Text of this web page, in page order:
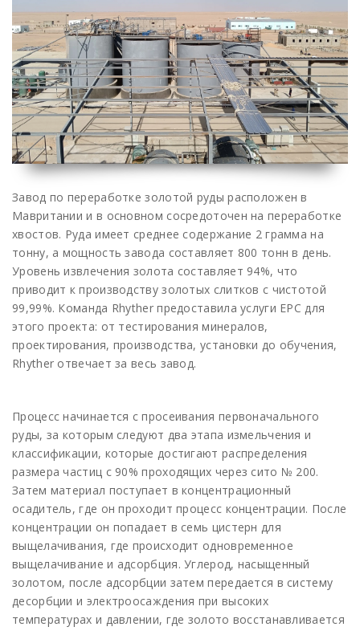
Завод по переработке золотой руды расположен в
Мавритании и в основном сосредоточен на переработке
хвостов. Руда имеет среднее содержание 2 грамма на
тонну, а мощность завода составляет 800 тонн в день.
Уровень извлечения золота составляет 94%, что
приводит к производству золотых слитков с чистотой
99,99%. Команда Rhyther предоставила услуги EPC для
этого проекта: от тестирования минералов,
проектирования, производства, установки до обучения,
Rhyther отвечает за весь завод.
Процесс начинается с просеивания первоначального
руды, за которым следуют два этапа измельчения и
классификации, которые достигают распределения
размера частиц с 90% проходящих через сито № 200.
Затем материал поступает в концентрационный
осадитель, где он проходит процесс концентрации. После
концентрации он попадает в семь цистерн для
выщелачивания, где происходит одновременное
выщелачивание и адсорбция. Углерод, насыщенный
золотом, после адсорбции затем передается в систему
десорбции и электроосаждения при высоких
температурах и давлении, где золото восстанавливается